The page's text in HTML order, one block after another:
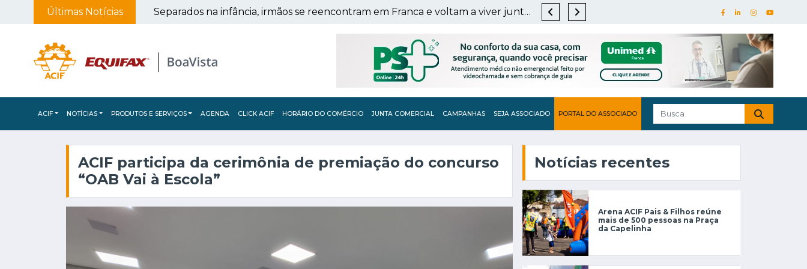
Últimas Notícias Separados na infância, irmãos se reencontram em Franca e voltam a viver juntos após 56 anos
ACIF NOTÍCIAS PRODUTOS E SERVIÇOS AGENDA CLICK ACIF HORÁRIO DO COMÉRCIO JUNTA COMERCIAL CAMPANHAS SEJA ASSOCIADO PORTAL DO ASSOCIADO
ACIF participa da cerimônia de premiação do concurso
“OAB Vai à Escola”
Notícias recentes
Arena ACIF Pais & Filhos reúne
mais de 500 pessoas na Praça
da Capelinha